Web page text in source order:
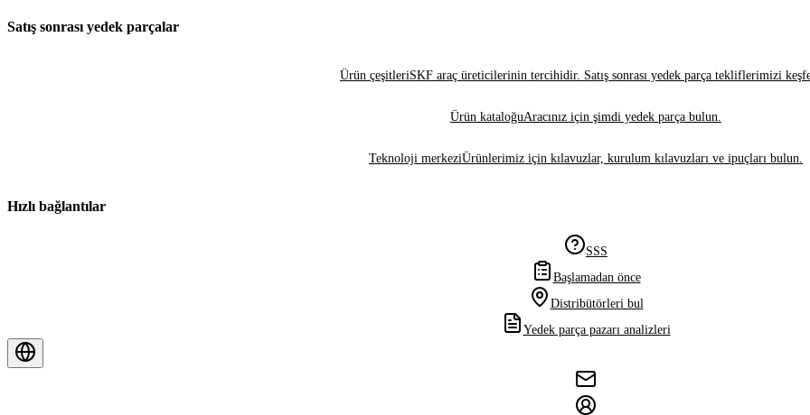
Satış sonrası yedek parçalar
Ürün çeşitleriSKF araç üreticilerinin tercihidir. Satış sonrası yedek parça tekliflerimizi
Ürün kataloğuAracınız için şimdi yedek parça bulun.
Teknoloji merkeziÜrünlerimiz için kılavuzlar, kurulum kılavuzları ve ipuçları bulun.
Hızlı bağlantılar
SSS
Başlamadan önce
Distribütörleri bul
Yedek parça pazarı analizleri